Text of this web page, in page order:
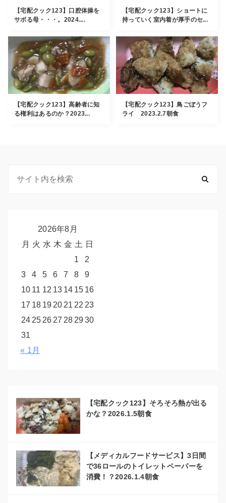
【宅配クック123】口腔体操を
サボる母・・・。2024....
【宅配クック123】ショートに
持っていく室内着が厚手のセ...
【宅配クック123】高齢者に知
る権利はあるのか？2023...
【宅配クック123】鳥ごぼうフ
ライ 2023.2.7朝食
2026年8月
月 火 水 木 金 土 日
1
2
3
4 5 6 7 8
9
10 11 12 13 14 15 16
17 18 19 20 21 22 23
24 25 26 27 28 2930
31
« 1月
【宅配クック123】そろそろ熱が出る
かな？2026.1.5朝食
【メディカルフードサービス】3日間
で36ロールのトイレットペーパーを
消費！？2026.1.4朝食